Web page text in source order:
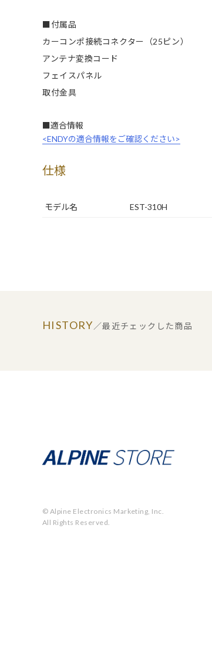
■付属品
カーコンポ接続コネクター（25ピン）
アンテナ変換コード
フェイスパネル
取付金具
■適合情報
<ENDYの適合情報をご確認ください>
仕様
モデル名 EST-310H
HISTORY／最近チェックした商品
© Alpine Electronics Marketing, Inc.
All Rights Reserved.